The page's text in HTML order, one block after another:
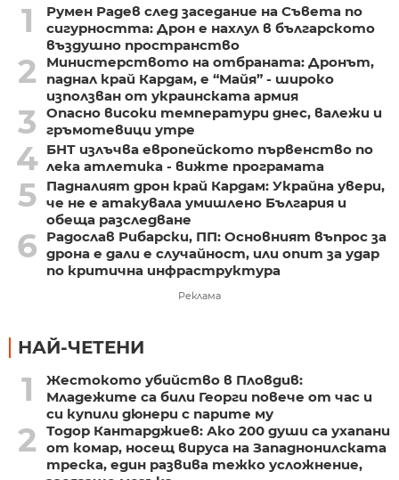
1
Румен Радев след заседание на Съвета по
сигурността: Дрон е нахлул в българското
въздушно пространство
2
Министерството на отбраната: Дронът,
паднал край Кардам, е “Майя” - широко
използван от украинската армия
3
Опасно високи температури днес, валежи и
гръмотевици утре
4 БНТ излъчва европейското първенство по
лека атлетика - вижте програмата
5
Падналият дрон край Кардам: Украйна увери,
че не е атакувала умишлено България и
обеща разследване
6
Радослав Рибарски, ПП: Основният въпрос за
дрона е дали е случайност, или опит за удар
по критична инфраструктура
Реклама
НАЙ-ЧЕТЕНИ
1
Жестокото убийство в Пловдив:
Младежите са били Георги повече от час и
си купили дюнери с парите му
2
Тодор Кантарджиев: Ако 200 души са ухапани
от комар, носещ вируса на Западнонилската
треска, един развива тежко усложнение,